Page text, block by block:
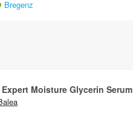
Bregenz
Moisture Glycerin Serum